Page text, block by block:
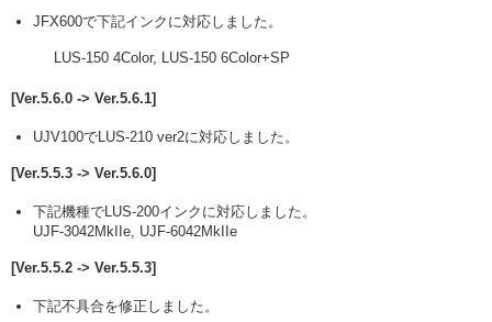
JFX600で下記インクに対応しました。
LUS-150 4Color, LUS-150 6Color+SP
[Ver.5.6.0 -> Ver.5.6.1]
UJV100でLUS-210 ver2に対応しました。
[Ver.5.5.3 -> Ver.5.6.0]
下記機種でLUS-200インクに対応しました。
UJF-3042MkIIe, UJF-6042MkIIe
[Ver.5.5.2 -> Ver.5.5.3]
下記不具合を修正しました。